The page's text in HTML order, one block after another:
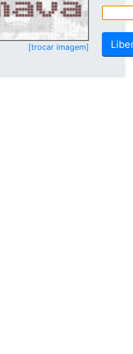
[trocar imagem]